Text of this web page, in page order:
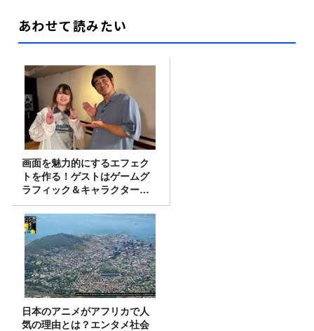
あわせて読みたい
画面を魅力的にするエフェク
トを作る！ゲストはゲームグ
ラフィック＆キャラクター専
攻の遠藤里桜さん！
日本のアニメがアフリカで人
気の理由とは？エンタメ社会